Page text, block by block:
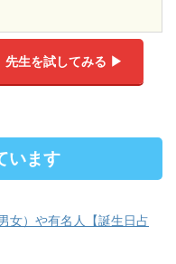
先生を試してみる ▶︎
います
女）や有名人【誕生日占